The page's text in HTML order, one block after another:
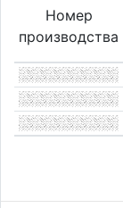
Номер
производства